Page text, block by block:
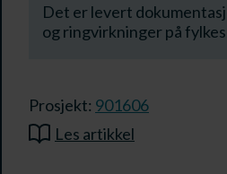
Det er levert
og ringvirkninger på
Prosjekt: 901606
Les artikkel